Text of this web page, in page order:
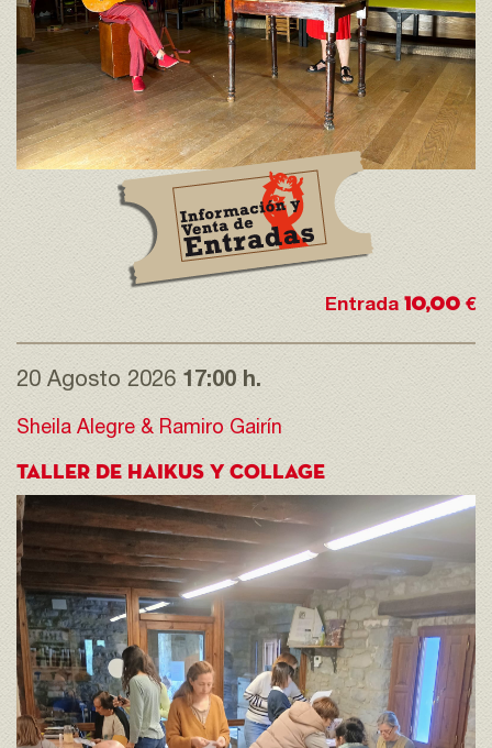
Entrada 10,00 €
20 Agosto 2026 17:00 h.
Sheila Alegre & Ramiro Gairín
TALLER DE HAIKUS Y COLLAGE